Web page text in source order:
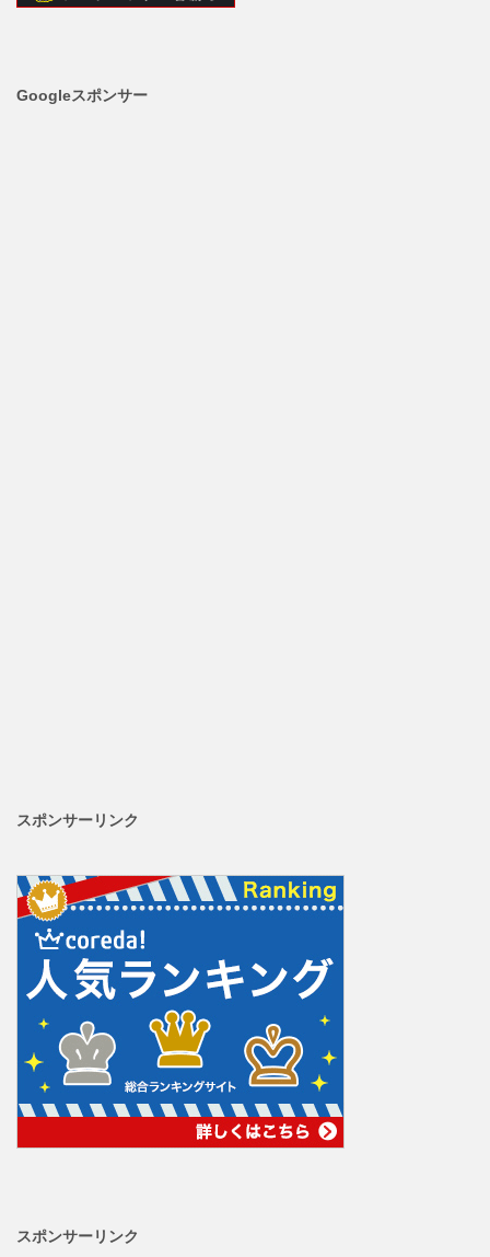
Googleスポンサー
スポンサーリンク
スポンサーリンク